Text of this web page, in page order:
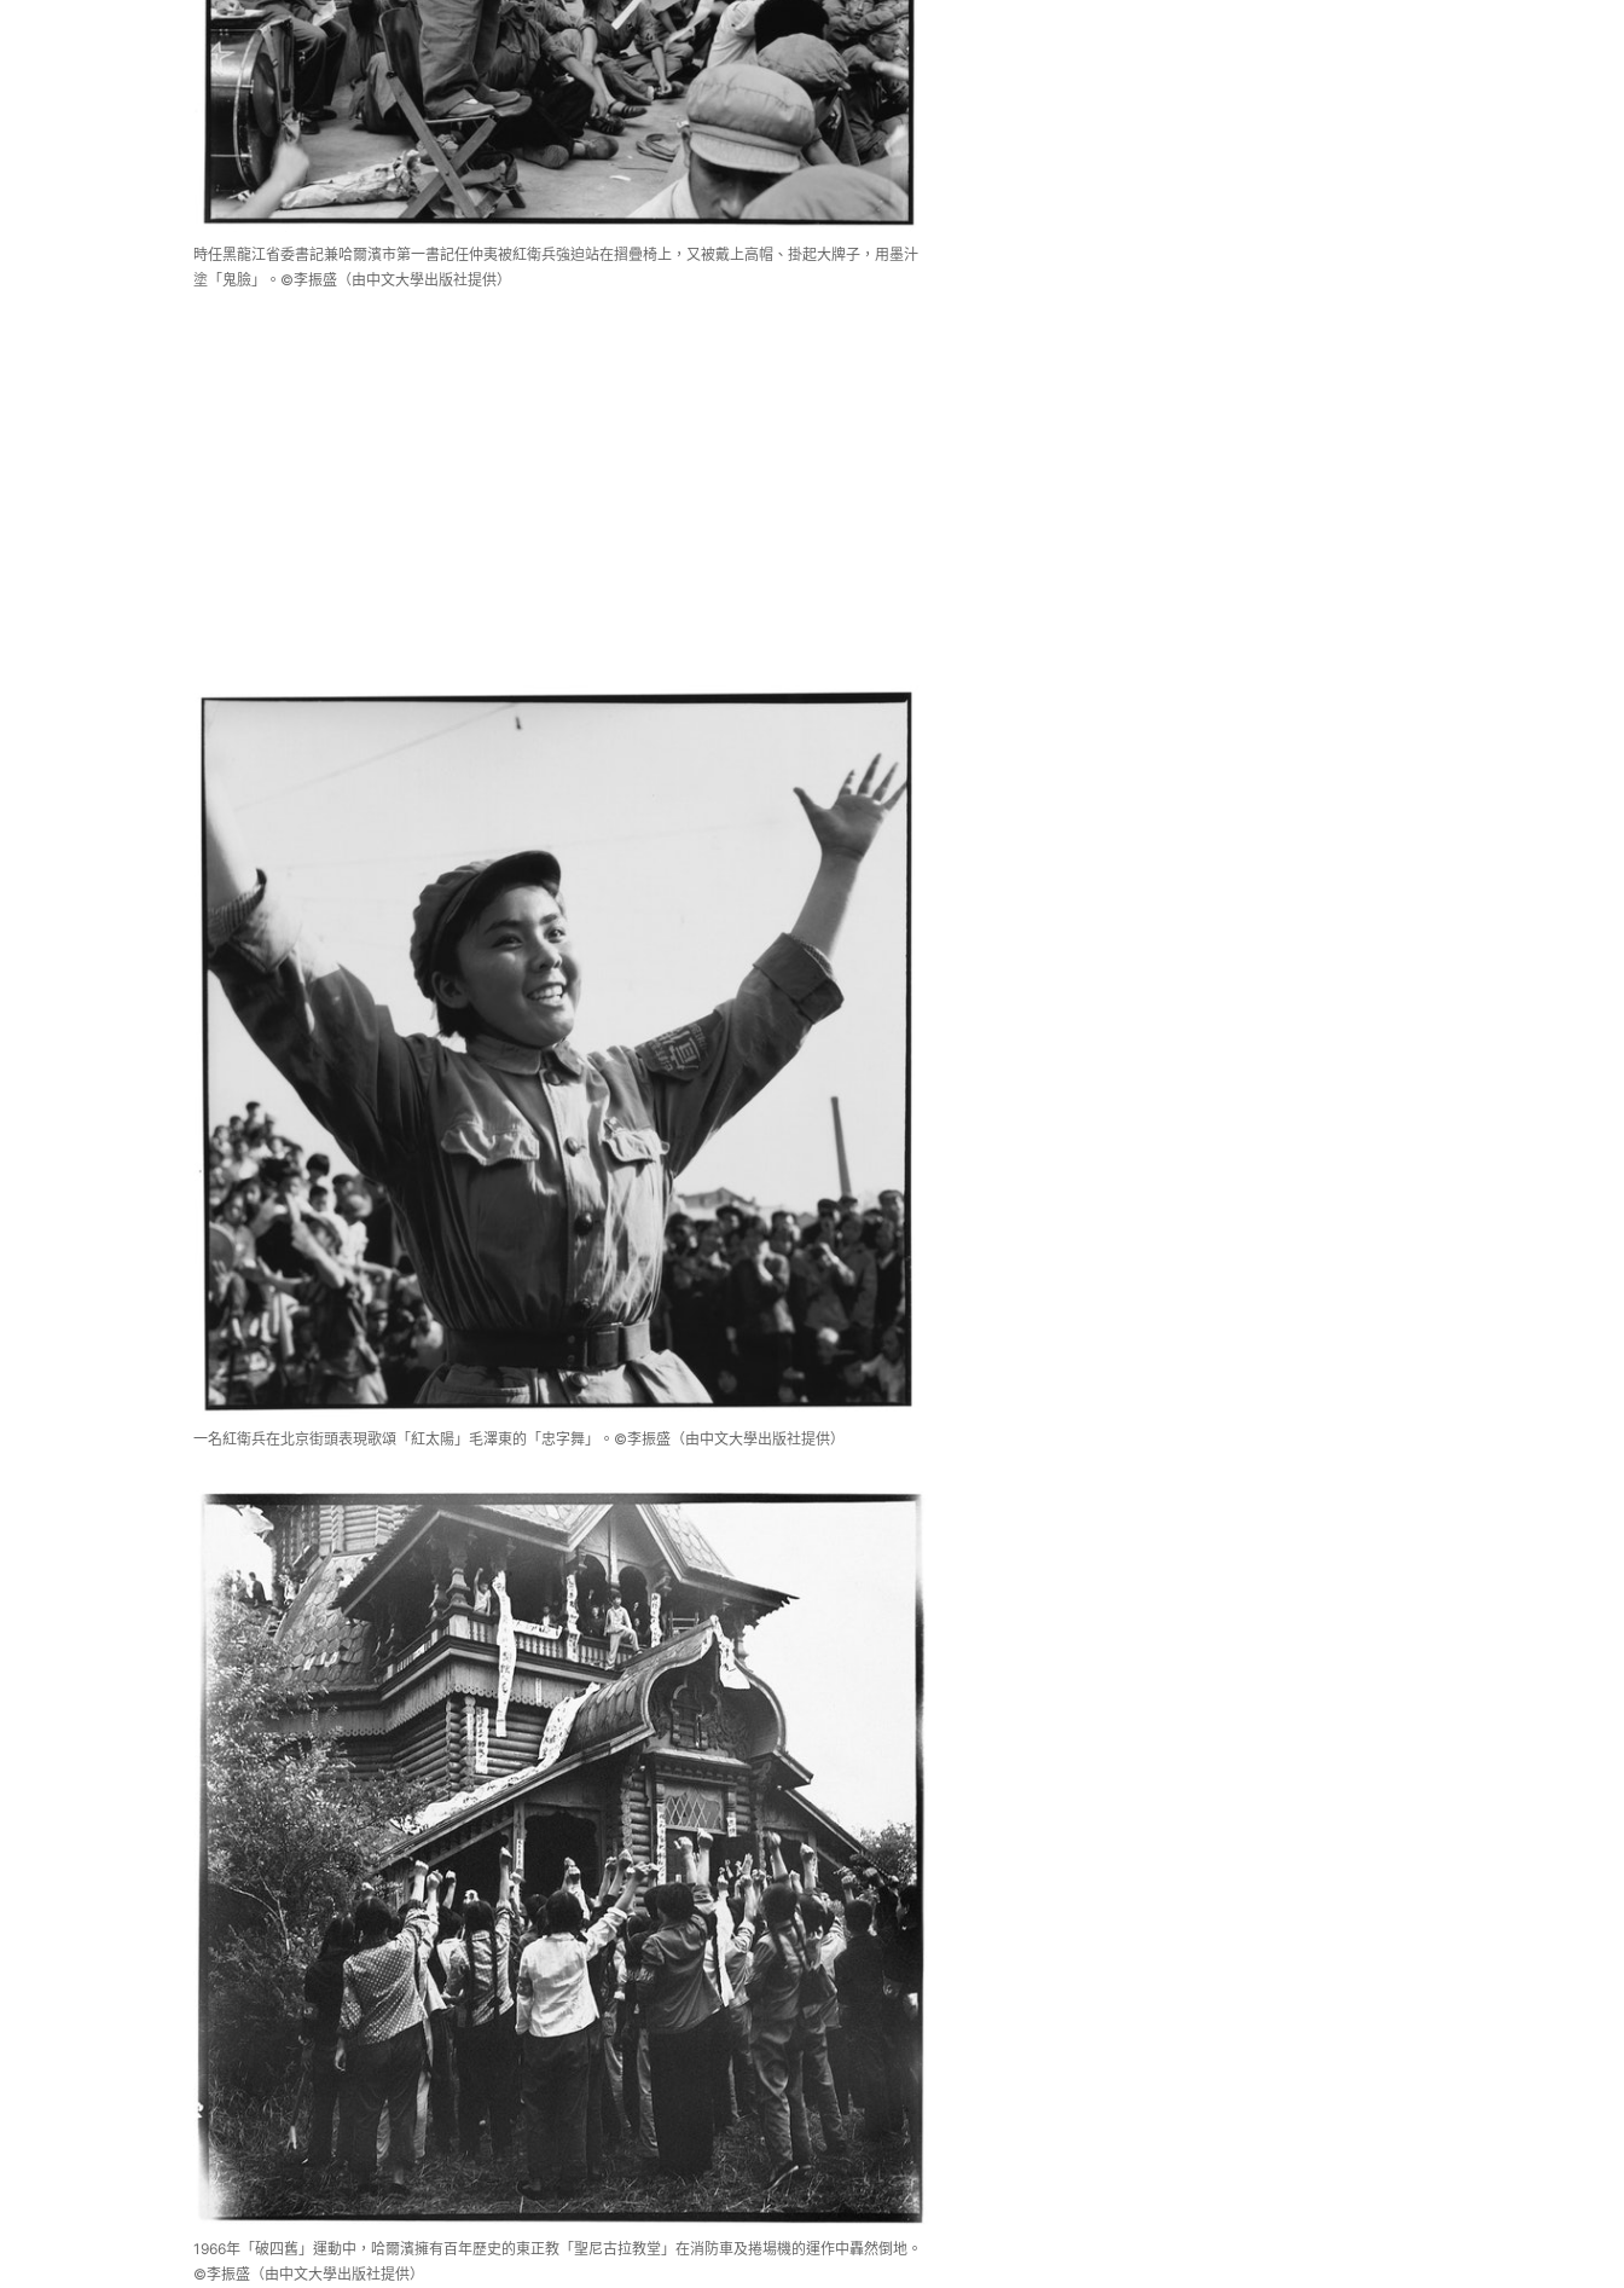
時任黑龍江省委書記兼哈爾濱市第一書記任仲夷被紅衛兵強迫站在摺疊椅上，又被戴上高帽、掛起大牌子，用墨汁
塗「鬼臉」。©李振盛（由中文大學出版社提供）
一名紅衛兵在北京街頭表現歌頌「紅太陽」毛澤東的「忠字舞」。©李振盛（由中文大學出版社提供）
1966年「破四舊」運動中，哈爾濱擁有百年歷史的東正教「聖尼古拉教堂」在消防車及捲場機的運作中轟然倒地。
©李振盛（由中文大學出版社提供）